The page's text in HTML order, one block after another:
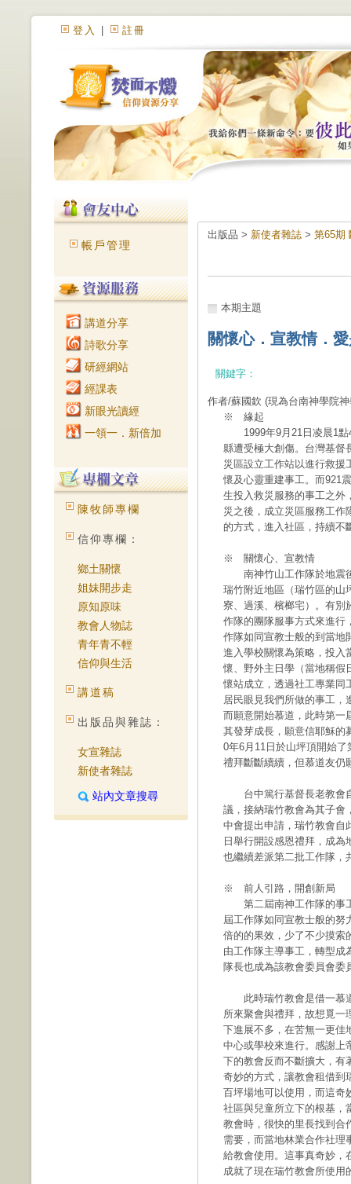
登入 註冊
帳戶管理
講道分享
詩歌分享
研經網站
經課表
新眼光讀經
一領一．新倍加
陳牧師專欄
信仰專欄：
鄉土關懷
姐妹開步走
原知原味
教會人物誌
青年青不輕
信仰與生活
講道稿
出版品與雜誌：
女宣雜誌
新使者雜誌
站內文章搜尋
出版品 > 新使者雜誌 > 第65期
本期主題
關懷心．宣教情．
關鍵字：
作者/蘇國欽 (現為台南神學院
※ 緣起
1999年9月21日凌晨1點
縣遭受極大創傷。台灣基督
災區設立工作站以進行救援
懷及心靈重建事工。而921
生投入救災服務的事工之外
災之後，成立災區服務工作
的方式，進入社區，持續不
※ 關懷心、宣教情
南神竹山工作隊於地震後
瑞竹附近地區（瑞竹區的山
寮、過溪、檳榔宅）。有別
作隊的團隊服事方式來進行
作隊如同宣教士般的到當地
進入學校關懷為策略，投入
懷、野外主日學（當地稱假
懷站成立，透過社工專業同
居民眼見我們所做的事工，
而願意開始慕道，此時第一
其發芽成長，願意信耶穌的
0年6月11日於山坪頂開始
禮拜斷斷續續，但慕道友仍
台中篤行基督長老教會
議，接納瑞竹教會為其子會
中會提出申請，瑞竹教會自
日舉行開設感恩禮拜，成
也繼續差派第二批工作隊，
※ 前人引路，開創新局
第二屆南神工作隊的事工
屆工作隊如同宣教士般的努
倍的的果效，少了不少摸索
由工作隊主導事工，轉型成
隊長也成為該教會委員會委
此時瑞竹教會是借一慕道
所來聚會與禮拜，故想覓一
下進展不多，在苦無一更佳
中心或學校來進行。感謝上
下的教會反而不斷擴大，有
奇妙的方式，讓教會租借
百坪場地可以使用，而這奇
社區與兒童所立下的根基，
教會時，很快的里長找到合
需要，而當地林業合作社理
給教會使用。這事真奇妙，
成就了現在瑞竹教會所使用